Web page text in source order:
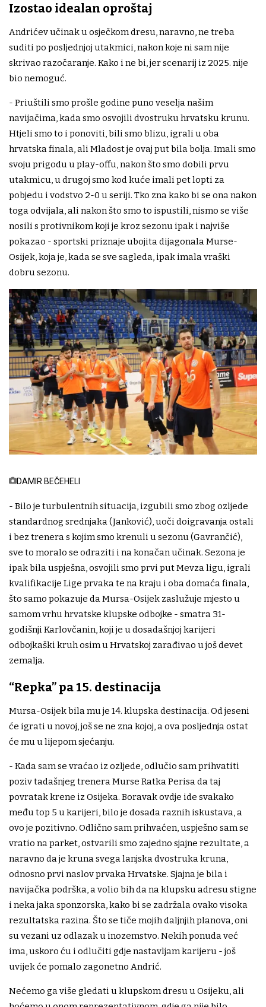
Izostao idealan oproštaj
Andrićev učinak u osječkom dresu, naravno, ne treba
suditi po posljednjoj utakmici, nakon koje ni sam nije
skrivao razočaranje. Kako i ne bi, jer scenarij iz 2025. nije
bio nemoguć.
- Priuštili smo prošle godine puno veselja našim
navijačima, kada smo osvojili dvostruku hrvatsku krunu.
Htjeli smo to i ponoviti, bili smo blizu, igrali u oba
hrvatska finala, ali Mladost je ovaj put bila bolja. Imali smo
svoju prigodu u play-offu, nakon što smo dobili prvu
utakmicu, u drugoj smo kod kuće imali pet lopti za
pobjedu i vodstvo 2-0 u seriji. Tko zna kako bi se ona nakon
toga odvijala, ali nakon što smo to ispustili, nismo se više
nosili s protivnikom koji je kroz sezonu ipak i najviše
pokazao - sportski priznaje ubojita dijagonala Murse-
Osijek, koja je, kada se sve sagleda, ipak imala vraški
dobru sezonu.
DAMIR BEČEHELI
- Bilo je turbulentnih situacija, izgubili smo zbog ozljede
standardnog srednjaka (Janković), uoči doigravanja ostali
i bez trenera s kojim smo krenuli u sezonu (Gavrančić),
sve to moralo se odraziti i na konačan učinak. Sezona je
ipak bila uspješna, osvojili smo prvi put Mevza ligu, igrali
kvalifikacije Lige prvaka te na kraju i oba domaća finala,
što samo pokazuje da Mursa-Osijek zaslužuje mjesto u
samom vrhu hrvatske klupske odbojke - smatra 31-
godišnji Karlovčanin, koji je u dosadašnjoj karijeri
odbojkaški kruh osim u Hrvatskoj zarađivao u još devet
zemalja.
“Repka” pa 15. destinacija
Mursa-Osijek bila mu je 14. klupska destinacija. Od jeseni
će igrati u novoj, još se ne zna kojoj, a ova posljednja ostat
će mu u lijepom sjećanju.
- Kada sam se vraćao iz ozljede, odlučio sam prihvatiti
poziv tadašnjeg trenera Murse Ratka Perisa da taj
povratak krene iz Osijeka. Boravak ovdje ide svakako
među top 5 u karijeri, bilo je dosada raznih iskustava, a
ovo je pozitivno. Odlično sam prihvaćen, uspješno sam se
vratio na parket, ostvarili smo zajedno sjajne rezultate, a
naravno da je kruna svega lanjska dvostruka kruna,
odnosno prvi naslov prvaka Hrvatske. Sjajna je bila i
navijačka podrška, a volio bih da na klupsku adresu stigne
i neka jaka sponzorska, kako bi se zadržala ovako visoka
rezultatska razina. Što se tiče mojih daljnjih planova, oni
su vezani uz odlazak u inozemstvo. Nekih ponuda već
ima, uskoro ću i odlučiti gdje nastavljam karijeru - još
uvijek će pomalo zagonetno Andrić.
Nećemo ga više gledati u klupskom dresu u Osijeku, ali